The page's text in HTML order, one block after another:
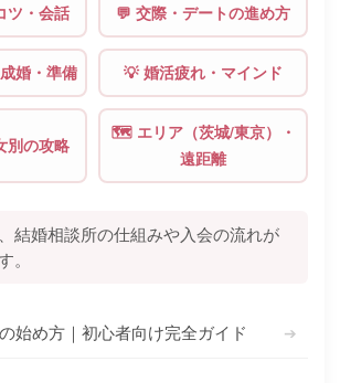
ツ・会話 💬 交際・デートの進め方
婚・準備 💡 婚活疲れ・マインド
別の攻略
🗺️ エリア（茨城/東京）・
遠距離
結婚相談所の仕組みや入会の流れが
。
始め方｜初心者向け完全ガイド ➔